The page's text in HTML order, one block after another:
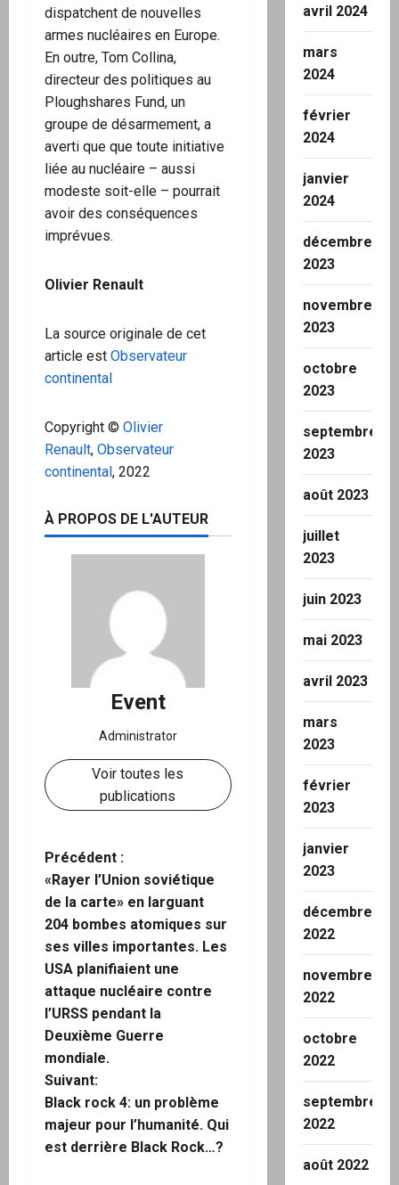
dispatchent de nouvelles
armes nucléaires en Europe.
En outre, Tom Collina,
directeur des politiques au
Ploughshares Fund, un
groupe de désarmement, a
averti que que toute initiative
liée au nucléaire – aussi
modeste soit-elle – pourrait
avoir des conséquences
imprévues.
Olivier Renault
La source originale de cet
article est Observateur
continental
Copyright © Olivier
Renault, Observateur
continental, 2022
À PROPOS DE L'AUTEUR
Event
Administrator
Voir toutes les
publications
N
a
v
i
g
a
t
i
o
Précédent :
«Rayer l’Union soviétique
de la carte» en larguant
204 bombes atomiques sur
ses villes importantes. Les
USA planifiaient une
attaque nucléaire contre
l’URSS pendant la
Deuxième Guerre
mondiale.
Suivant:
Black rock 4: un problème
majeur pour l’humanité. Qui
est derrière Black Rock…?
avril 2024
mars
2024
février
2024
janvier
2024
décembre
2023
novembre
2023
octobre
2023
septembre
2023
août 2023
juillet
2023
juin 2023
mai 2023
avril 2023
mars
2023
février
2023
janvier
2023
décembre
2022
novembre
2022
octobre
2022
septembre
2022
août 2022